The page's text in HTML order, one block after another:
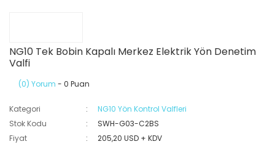
NG10 Tek Bobin Kapalı Merkez Elektrik Yön Denetim
Valfi
(0) Yorum - 0 Puan
Kategori
NG10 Yön Kontrol Valfleri
Stok Kodu
SWH-G03-C2BS
Fiyat
205,20 USD + KDV